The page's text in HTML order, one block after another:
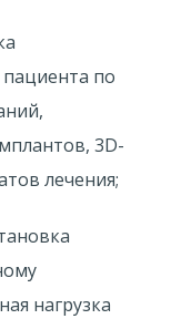
пациента по
3D-
лечения;
нагрузка